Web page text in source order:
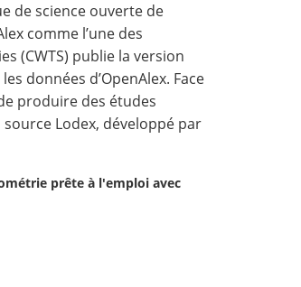
de science ouverte de
comme l’une des
(CWTS) publie la version
données d’OpenAlex. Face
produire des études
Lodex, développé par
prête à l'emploi avec